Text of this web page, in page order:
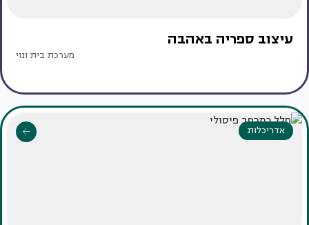
עיצוב ספריה באהבה
מערכת בית ונוי
אדריכלות